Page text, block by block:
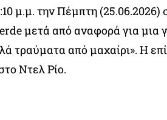
μ.μ. την Πέμπτη (25.06.2026)
μετά από αναφορά για μια
τραύματα από μαχαίρι». Η
Ντελ Ρίο.